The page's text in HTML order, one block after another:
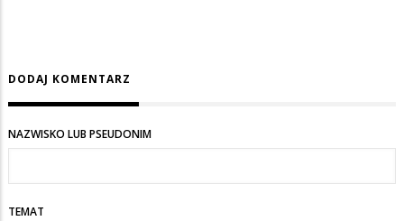
DODAJ KOMENTARZ
NAZWISKO LUB PSEUDONIM
TEMAT